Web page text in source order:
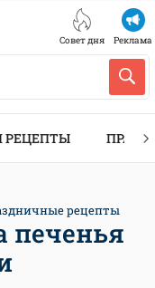
Совет дня Реклама
РЕЦЕПТЫ
рецепты
печенья